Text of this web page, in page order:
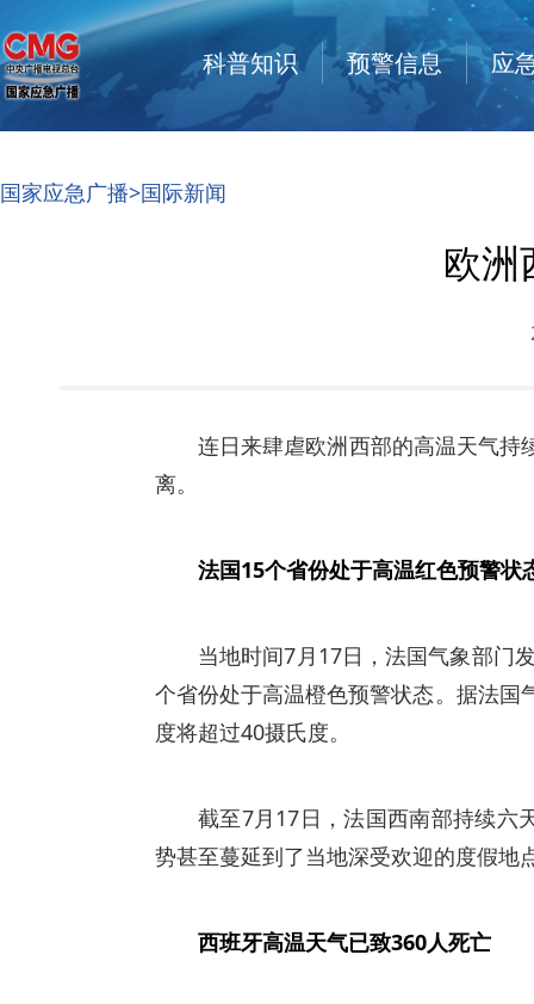
科普知识 预警信息 应
国家应急广播>国际新闻
欧洲
连日来肆虐欧洲西部的高温天气持
离。
法国15个省份处于高温红色预警状
当地时间7月17日，法国气象部门
个省份处于高温橙色预警状态。据法
度将超过40摄氏度。
截至7月17日，法国西南部持续六
势甚至蔓延到了当地深受欢迎的度假地
西班牙高温天气已致360人死亡